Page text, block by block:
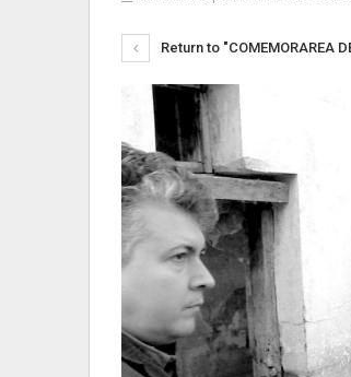
Return to "COMEMORAREA